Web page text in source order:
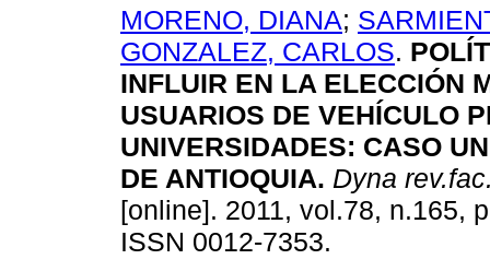
MORENO, DIANA;
GONZALEZ, CARLOS.
INFLUIR EN LA ELECCIÓN
USUARIOS DE VEHÍCULO
UNIVERSIDADES: CASO
DE ANTIOQUIA. Dyna
[online]. 2011, vol.78, n.165,
ISSN 0012-7353.